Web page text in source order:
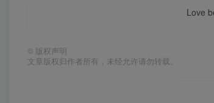
Love
© 版权声明
文章版权归作者所有，未经允许请勿转载。